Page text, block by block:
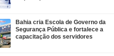
Bahia cria Escola de Governo da
Segurança Pública e fortalece a
capacitação dos servidores